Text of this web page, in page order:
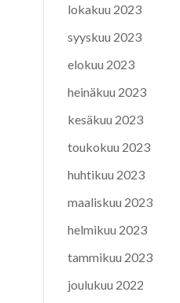
lokakuu 2023
syyskuu 2023
elokuu 2023
heinäkuu 2023
kesäkuu 2023
toukokuu 2023
huhtikuu 2023
maaliskuu 2023
helmikuu 2023
tammikuu 2023
joulukuu 2022